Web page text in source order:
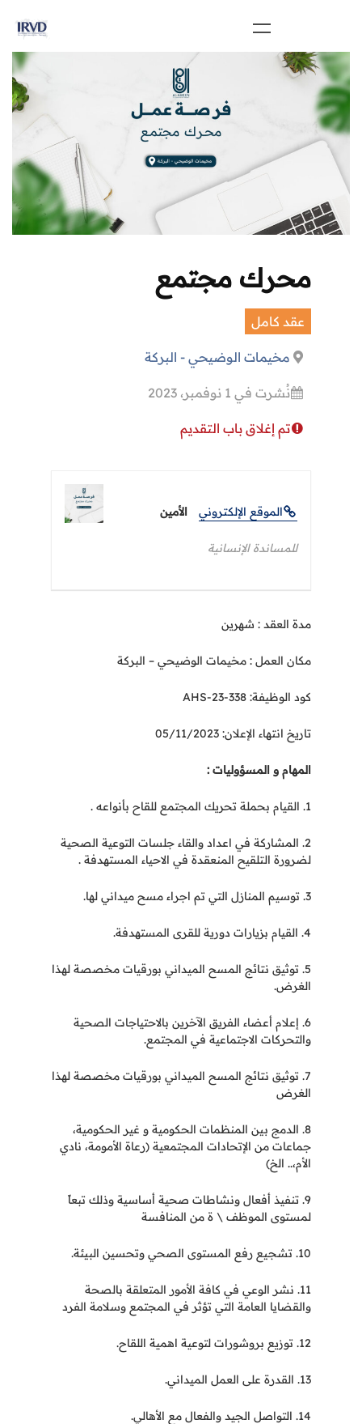
محرك مجتمع
عقد كامل
مخيمات الوضيحي - البركة
نُشرت في 1 نوفمبر، 2023
تم إغلاق باب التقديم
الموقع الإلكتروني الأمين
للمساندة الإنسانية
مدة العقد : شهرين
مكان العمل : مخيمات الوضيحي – البركة
كود الوظيفة: AHS-23-338
تاريخ انتهاء الإعلان: 05/11/2023
المهام و المسؤوليات :
1. القيام بحملة تحريك المجتمع للقاح بأنواعه .
2. المشاركة في اعداد والقاء جلسات التوعية الصحية
لضرورة التلقيح المنعقدة في الاحياء المستهدفة .
3. توسيم المنازل التي تم اجراء مسح ميداني لها.
4. القيام بزيارات دورية للقرى المستهدفة.
5. توثيق نتائج المسح الميداني بورقيات مخصصة لهذا
الغرض.
6. إعلام أعضاء الفريق الآخرين بالاحتياجات الصحية
والتحركات الاجتماعية في المجتمع.
7. توثيق نتائج المسح الميداني بورقيات مخصصة لهذا
الغرض
8. الدمج بين المنظمات الحكومية و غير الحكومية،
جماعات من الإتحادات المجتمعية (رعاة الأمومة، نادي
الأم،.. الخ)
9. تنفيذ أفعال ونشاطات صحية أساسية وذلك تبعاً
لمستوى الموظف \ ة من المنافسة
10. تشجيع رفع المستوى الصحي وتحسين البيئة.
11. نشر الوعي في كافة الأمور المتعلقة بالصحة
والقضايا العامة التي تؤثر في المجتمع وسلامة الفرد
12. توزيع بروشورات لتوعية اهمية اللقاح.
13. القدرة على العمل الميداني.
14. التواصل الجيد والفعال مع الأهالي.